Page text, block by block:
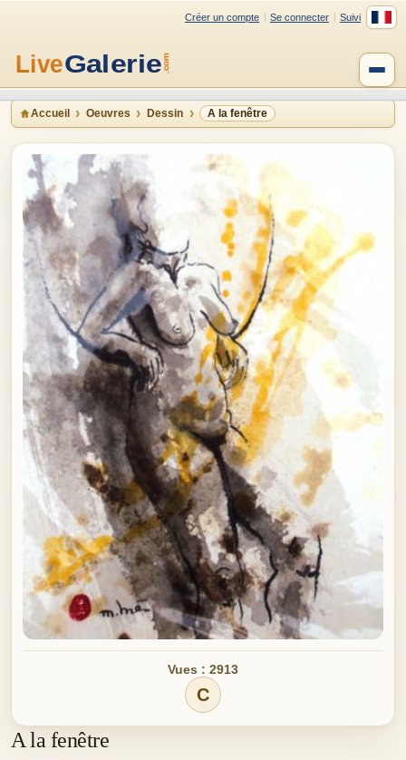
Créer un compte Se connecter Suivi
Accueil Oeuvres Dessin A la fenêtre
Vues : 2913
C
A la fenêtre